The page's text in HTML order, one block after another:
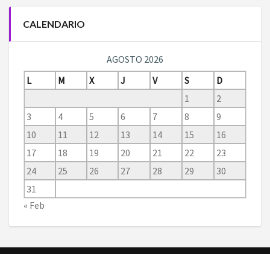
CALENDARIO
AGOSTO 2026
L
M X J V S
D
1
2
3
4 5 6 7 8
9
10
11 12 13 14 15
16
17
18 19 20 21 22
23
24
25 26 27 28 29
30
31
« Feb